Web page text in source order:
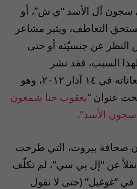
سجون آل الأسد “ي ش”، أو
التعاطف، ويثير مشاعر
النظر عن جنسيّته أو حتى
السبب، فقد نشر
“الشفاف” قصّته ومعاناته في ١٤ آذار ٢٠١٢، وهو
عنوان “يعقوب حنا شمعون
أن صحافة بيروت، التي طرحت
عن “إل بي سي”، لم تكلّف
في “غوغيل” (حتى لا نقول